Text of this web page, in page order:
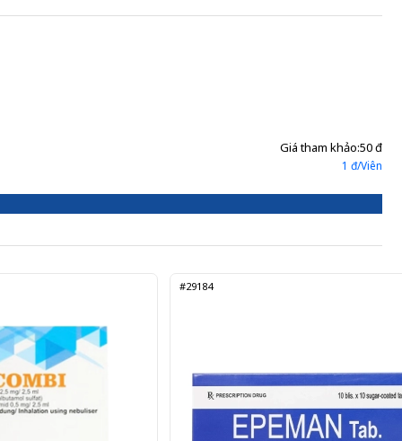
Giá tham khảo:50 đ
1 đ/Viên
#29184